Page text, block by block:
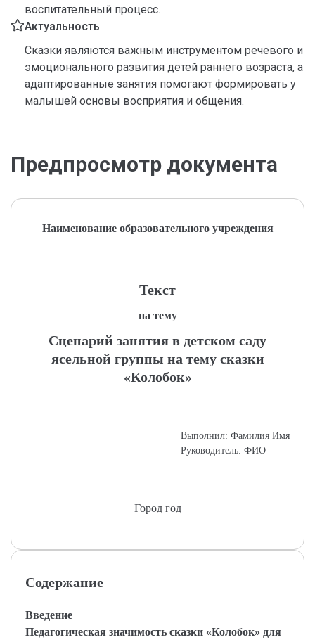
воспитательный процесс.
Актуальность
Сказки являются важным инструментом речевого и
эмоционального развития детей раннего возраста, а
адаптированные занятия помогают формировать у
малышей основы восприятия и общения.
Предпросмотр документа
Наименование образовательного учреждения
Текст
на тему
Сценарий занятия в детском саду
ясельной группы на тему сказки
«Колобок»
Выполнил: Фамилия Имя
Руководитель: ФИО
Город год
Содержание
Введение
Педагогическая значимость сказки «Колобок» для